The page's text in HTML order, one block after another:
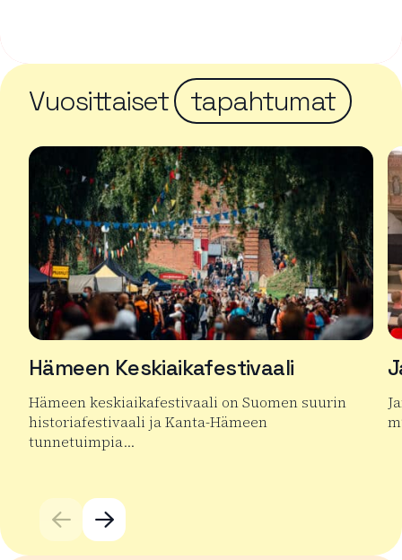
Vuosittaiset tapahtumat
Hämeen Keskiaikafestivaali
Hämeen keskiaikafestivaali on Suomen suurin
historiafestivaali ja Kanta-Hämeen
tunnetuimpia…